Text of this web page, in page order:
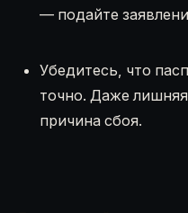
— подайте
Убедитесь, что
точно. Даже
причина сбоя.